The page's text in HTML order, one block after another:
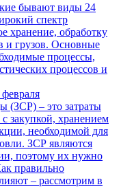
бывают виды 24
спектр
хранение, обработку
и грузов. Основные
процессы,
процессов и
февраля
(ЗСР) – это затраты
закупкой, хранением
необходимой для
ЗСР являются
поэтому их нужно
правильно
– рассмотрим в